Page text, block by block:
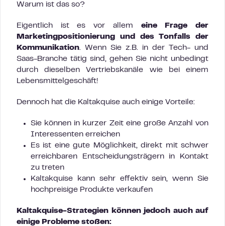
Warum ist das so?
Eigentlich ist es vor allem eine Frage der
Marketingpositionierung und des Tonfalls der
Kommunikation. Wenn Sie z.B. in der Tech- und
Saas-Branche tätig sind, gehen Sie nicht unbedingt
durch dieselben Vertriebskanäle wie bei einem
Lebensmittelgeschäft!
Dennoch hat die Kaltakquise auch einige Vorteile:
Sie können in kurzer Zeit eine große Anzahl von
Interessenten erreichen
Es ist eine gute Möglichkeit, direkt mit schwer
erreichbaren Entscheidungsträgern in Kontakt
zu treten
Kaltakquise kann sehr effektiv sein, wenn Sie
hochpreisige Produkte verkaufen
Kaltakquise-Strategien können jedoch auch auf
einige Probleme stoßen: